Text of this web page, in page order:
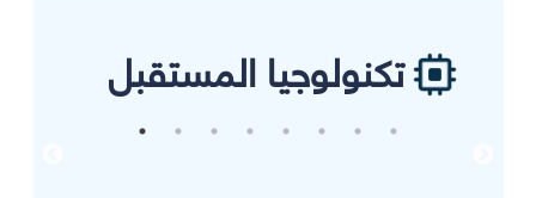
تكنولوجيا المستقبل